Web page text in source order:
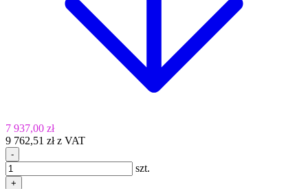
7 937,00 zł
9 762,51 zł z VAT
-
szt.
+